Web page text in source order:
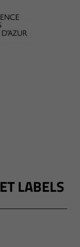
LABELS